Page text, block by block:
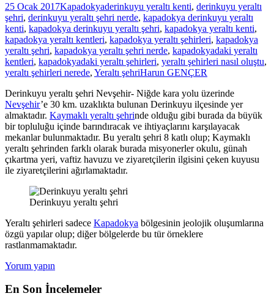
25 Ocak 2017Kapadokyaderinkuyu yeraltı kenti, derinkuyu yeraltı
şehri, derinkuyu yeraltı şehri nerde, kapadokya derinkuyu yeraltı
kenti, kapadokya derinkuyu yeraltı şehri, kapadokya yeraltı kenti,
kapadokya yeraltı kentleri, kapadokya yeraltı şehirleri, kapadokya
yeraltı şehri, kapadokya yeraltı şehri nerde, kapadokyadaki yeraltı
kentleri, kapadokyadaki yeraltı şehirleri, yeraltı şehirleri nasıl oluştu,
yeraltı şehirleri nerede, Yeraltı şehriHarun GENÇER
Derinkuyu yeraltı şehri Nevşehir- Niğde kara yolu üzerinde
Nevşehir’e 30 km. uzaklıkta bulunan Derinkuyu ilçesinde yer
almaktadır. Kaymaklı yeraltı şehrinde olduğu gibi burada da büyük
bir topluluğu içinde barındıracak ve ihtiyaçlarını karşılayacak
mekanlar bulunmaktadır. Bu yeraltı şehri 8 katlı olup; Kaymaklı
yeraltı şehrinden farklı olarak burada misyonerler okulu, günah
çıkartma yeri, vaftiz havuzu ve ziyaretçilerin ilgisini çeken kuyusu
ile ziyaretçilerini ağırlamaktadır.
Derinkuyu yeraltı şehri
Yeraltı şehirleri sadece Kapadokya bölgesinin jeolojik oluşumlarına
özgü yapılar olup; diğer bölgelerde bu tür örneklere
rastlanmamaktadır.
Yorum yapın
En Son İncelemeler